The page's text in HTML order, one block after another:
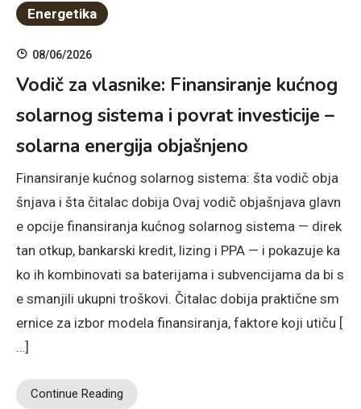
Energetika
08/06/2026
Vodič za vlasnike: Finansiranje kućnog
solarnog sistema i povrat investicije –
solarna energija objašnjeno
Finansiranje kućnog solarnog sistema: šta vodič obja
šnjava i šta čitalac dobija Ovaj vodič objašnjava glavn
e opcije finansiranja kućnog solarnog sistema — direk
tan otkup, bankarski kredit, lizing i PPA — i pokazuje ka
ko ih kombinovati sa baterijama i subvencijama da bi s
e smanjili ukupni troškovi. Čitalac dobija praktične sm
ernice za izbor modela finansiranja, faktore koji utiču [
…]
Continue Reading